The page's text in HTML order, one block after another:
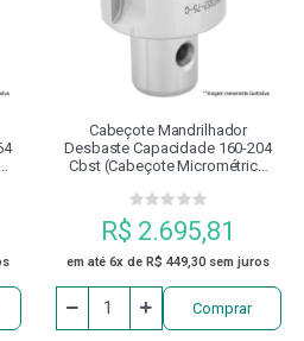
Cabeçote Mandrilhador
Desbaste Capacidade 160-204
Cbst (cabeçote Micrométrico
R$ 2.695,81
em até 6x de R$ 449,30 sem juros
Comprar